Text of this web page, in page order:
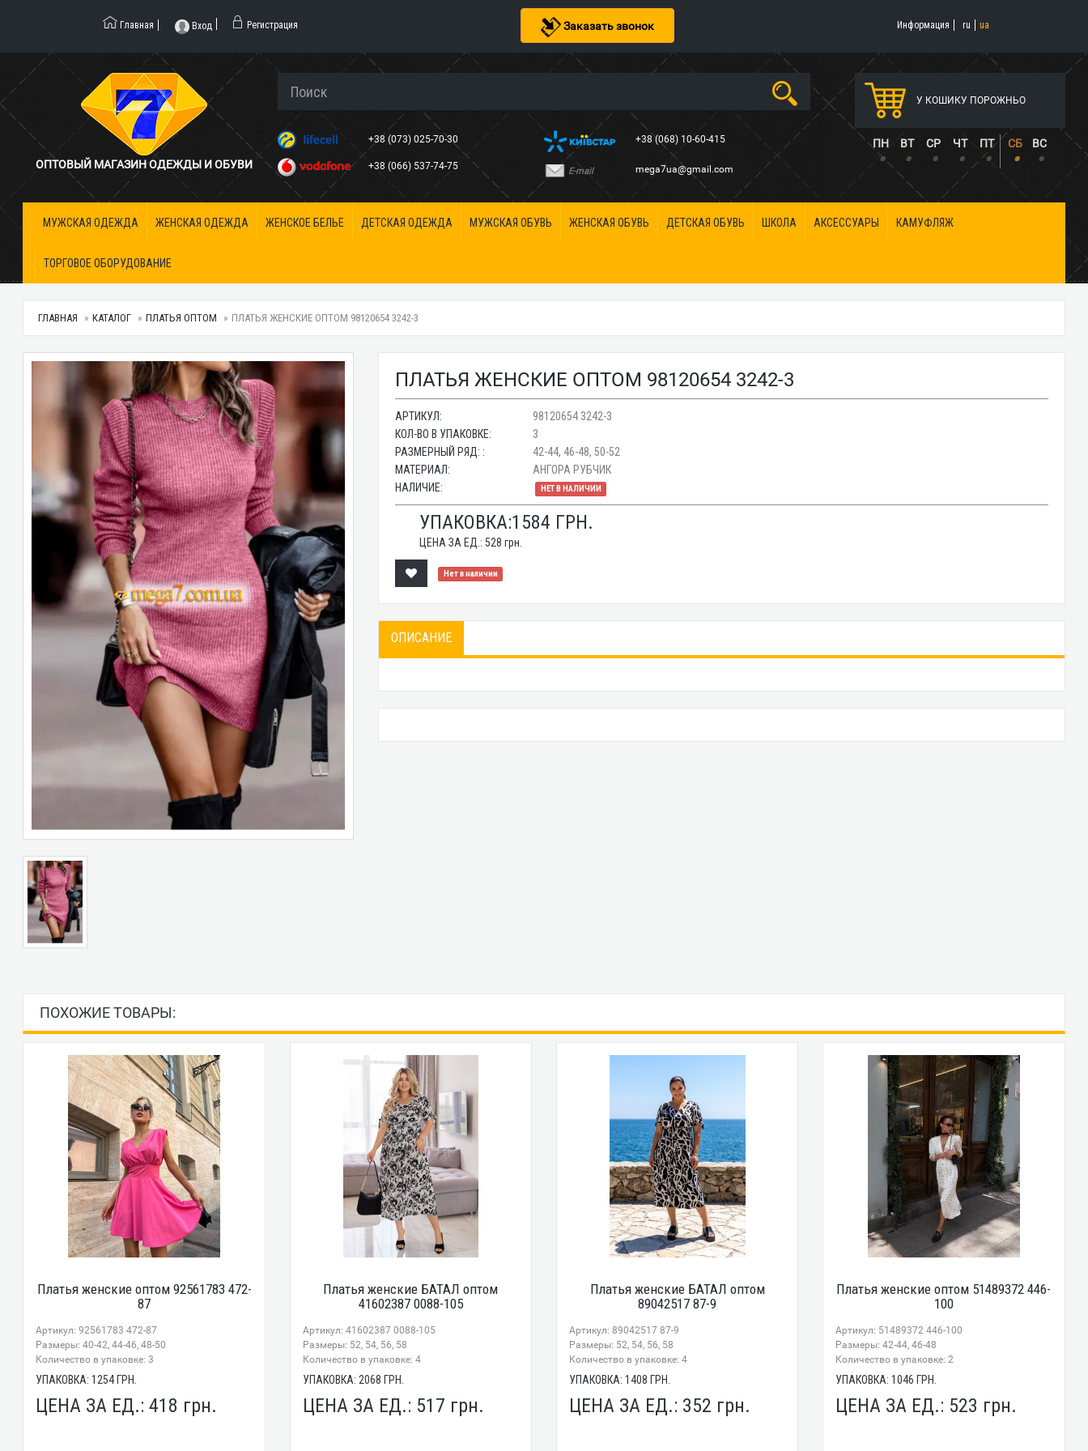
Заказать звонок
Главная Вход Регистрация Информация ru ua
ОПТОВЫЙ МАГАЗИН ОДЕЖДЫ И ОБУВИ
+38 (073) 025-70-30
+38 (066) 537-74-75
+38 (068) 10-60-415
E-mail mega7ua@gmail.com
У КОШИКУ ПОРОЖНЬО
ПН ВТ СР ЧТ ПТ СБ ВС
• • • • • • •
МУЖСКАЯ ОДЕЖДА ЖЕНСКАЯ ОДЕЖДА ЖЕНСКОЕ БЕЛЬЕ ДЕТСКАЯ ОДЕЖДА МУЖСКАЯ ОБУВЬ ЖЕНСКАЯ ОБУВЬ ДЕТСКАЯ ОБУВЬ ШКОЛА АКСЕССУАРЫ КАМУФЛЯЖ
ТОРГОВОЕ ОБОРУДОВАНИЕ
ГЛАВНАЯ КАТАЛОГ ПЛАТЬЯ ОПТОМ ПЛАТЬЯ ЖЕНСКИЕ ОПТОМ 98120654 3242-3
ПЛАТЬЯ ЖЕНСКИЕ ОПТОМ 98120654 3242-3
АРТИКУЛ:
98120654 3242-3
КОЛ-ВО В УПАКОВКЕ:
3
РАЗМЕРНЫЙ РЯД: :
42-44, 46-48, 50-52
МАТЕРИАЛ:
АНГОРА РУБЧИК
НАЛИЧИЕ:
НЕТ В НАЛИЧИИ
УПАКОВКА:1584 ГРН.
ЦЕНА ЗА ЕД.:528 грн.
Нет в наличии
ОПИСАНИЕ
ПОХОЖИЕ ТОВАРЫ:
Платья женские оптом 92561783 472-
87
Артикул: 92561783 472-87
Размеры: 40-42, 44-46, 48-50
Количество в упаковке: 3
УПАКОВКА:1254 ГРН.
ЦЕНА ЗА ЕД.:418 грн.
Платья женские БАТАЛ оптом
41602387 0088-105
Артикул: 41602387 0088-105
Размеры: 52, 54, 56, 58
Количество в упаковке: 4
УПАКОВКА: 2068 ГРН.
ЦЕНА ЗА ЕД.: 517 грн.
Платья женские БАТАЛ оптом
89042517 87-9
Артикул: 89042517 87-9
Размеры: 52, 54, 56, 58
Количество в упаковке: 4
УПАКОВКА: 1408 ГРН.
ЦЕНА ЗА ЕД.: 352 грн.
Платья женские оптом 51489372 446-
100
Артикул: 51489372 446-100
Размеры: 42-44, 46-48
Количество в упаковке: 2
УПАКОВКА:1046 ГРН.
ЦЕНА ЗА ЕД.: 523 грн.